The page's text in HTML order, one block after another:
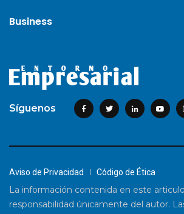
Business
Síguenos
Aviso de Privacidad Código de Ética
La información contenida en este
responsabilidad únicamente del autor.